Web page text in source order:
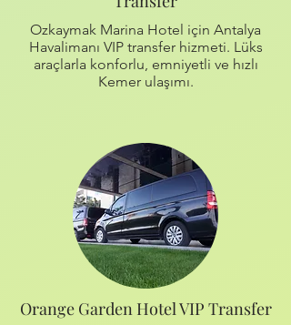
Ozkaymak Marina Hotel için Antalya
Havalimanı VIP transfer hizmeti. Lüks
araçlarla konforlu, emniyetli ve hızlı
Kemer ulaşımı.
Orange Garden Hotel VIP Transfer